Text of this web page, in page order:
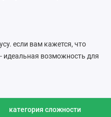
если вам кажется, что
идеальная возможность для
категория сложности